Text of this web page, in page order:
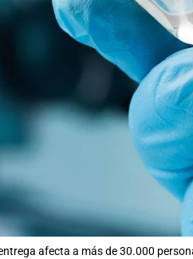
afecta a más de 30.000